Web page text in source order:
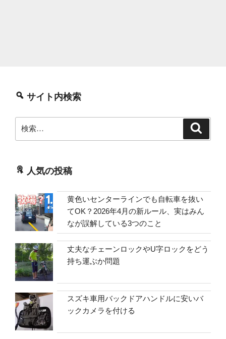
サイト内検索
索:
人気の投稿
黄色いセンターラインでも自転車を抜い
てOK？2026年4月の新ルール、実はみん
なが誤解している3つのこと
丈夫なチェーンロックやU字ロックをどう
持ち運ぶか問題
スズキ車用バックドアハンドルに安いバ
ックカメラを付ける